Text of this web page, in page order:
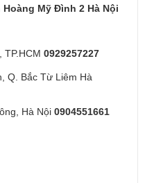
Mỹ Đình 2 Hà Nội
TP.HCM 0929257227
Q. Bắc Từ Liêm Hà
Hà Nội 0904551661